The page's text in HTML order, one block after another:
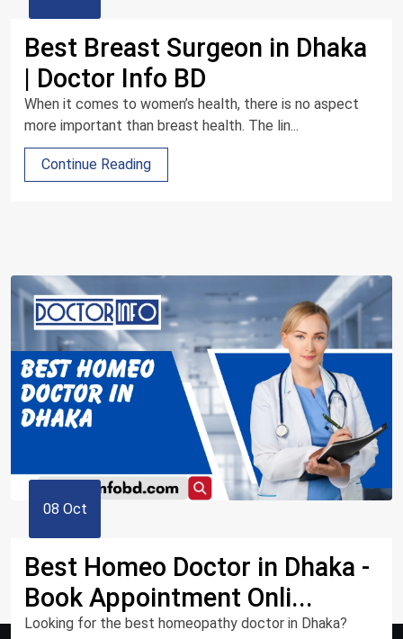
Best Breast Surgeon in Dhaka
| Doctor Info BD
When it comes to women’s health, there is no aspect
more important than breast health. The lin...
Continue Reading
08 Oct
Best Homeo Doctor in Dhaka -
Book Appointment Onli...
Looking for the best homeopathy doctor in Dhaka?
‹ 1 2 3 5 6 7 8
9
10
11 ›